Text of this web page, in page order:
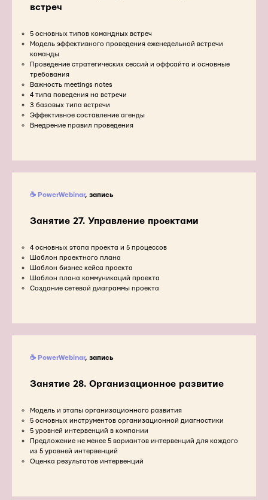
встреч
5 основных типов командных встреч
Модель эффективного проведения еженедельной встречи
команды
Проведение стратегических сессий и оффсайта и основные
требования
Важность meetings notes
4 типа поведения на встречи
3 базовых типа встречи
Эффективное составление агенды
Внедрение правил проведения
☕ PowerWebinar, запись
Занятие 27. Управление проектами
4 основных этапа проекта и 5 процессов
Шаблон проектного плана
Шаблон бизнес кейса проекта
Шаблон плана коммуникаций проекта
Создание сетевой диаграммы проекта
☕ PowerWebinar, запись
Занятие 28. Организационное развитие
Модель и этапы организационного развития
5 основных инструментов организационной диагностики
5 уровней интервенций в компании
Предложение не менее 5 вариантов интервенций для каждого
из 5 уровней интервенций
Оценка результатов интервенций